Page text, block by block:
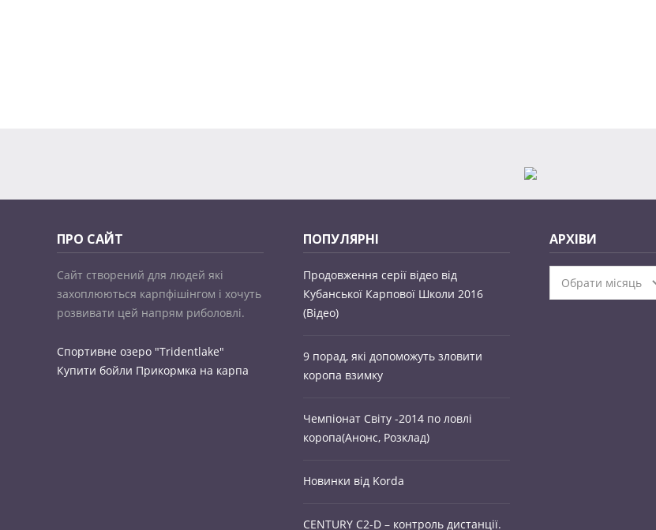
ПРО САЙТ
Сайт створений для людей які
захоплюються карпфішінгом і хочуть
розвивати цей напрям риболовлі.
Спортивне озеро "Tridentlake"
Купити бойли Прикормка на карпа
ПОПУЛЯРНІ
Продовження серії відео від
Кубанської Карпової Школи 2016
(Відео)
9 порад, які допоможуть зловити
коропа взимку
Чемпіонат Світу -2014 по ловлі
коропа(Анонс, Розклад)
Новинки від Korda
CENTURY C2-D – контроль дистанції.
АРХІВИ